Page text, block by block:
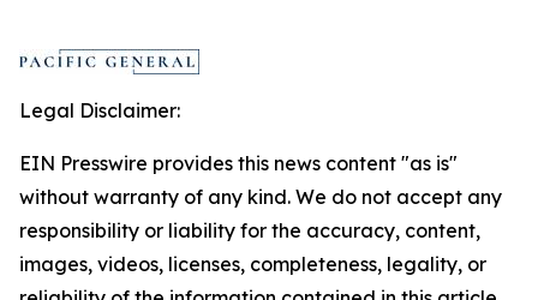
Legal Disclaimer:
EIN Presswire provides this news content "as is"
without warranty of any kind. We do not accept any
responsibility or liability for the accuracy, content,
images, videos, licenses, completeness, legality, or